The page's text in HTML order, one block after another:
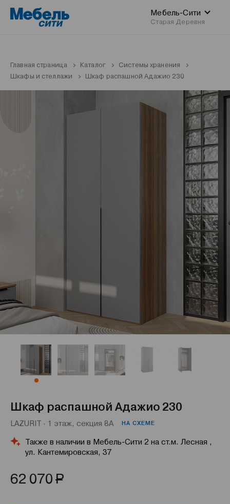
Мебель-Сити
Старая Деревня
Главная страница Каталог
Системы хранения
Шкафы и стеллажи
Шкаф распашной Адажио 230
Шкаф распашной Адажио 230
LAZURIT · 1 этаж, секция 8А НА СХЕМЕ
Также в наличии в Мебель-Сити 2 на ст.м. Лесная ,
ул. Кантемировская, 37
62 070 Р